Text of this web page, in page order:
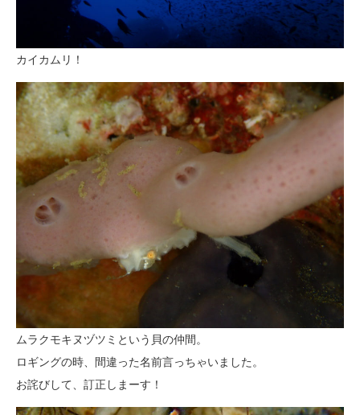
カイカムリ！
ムラクモキヌヅツミという貝の仲間。
ロギングの時、間違った名前言っちゃいました。
お詫びして、訂正しまーす！